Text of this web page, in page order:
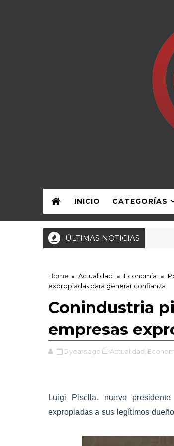
INICIO CATEGORÍAS
ÚLTIMAS NOTICIAS
Home Actualidad Economía
expropiadas para generar confianza
Conindustria
empresas
5 years ago Actualidad,
Luigi Pisella, nuevo
expropiadas a sus legítimos